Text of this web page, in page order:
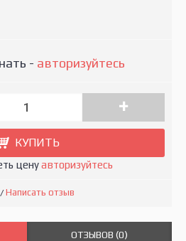
- авторизуйтесь
+
КУПИТЬ
ценуавторизуйтесь
/Написать отзыв
ОТЗЫВОВ (0)